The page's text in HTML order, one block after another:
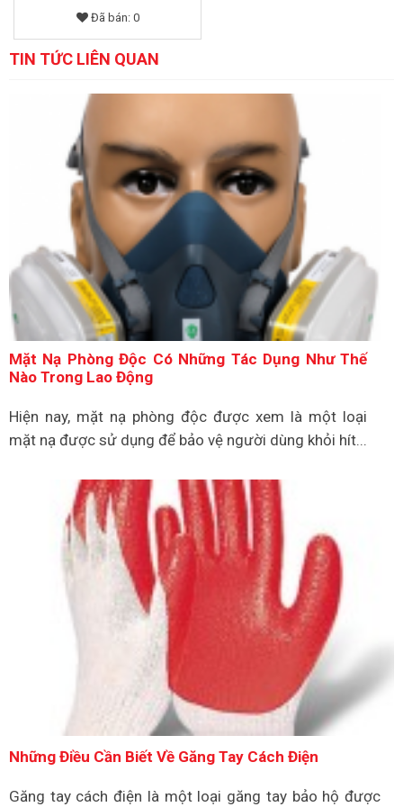
Đã bán: 0
TIN TỨC LIÊN QUAN
Mặt Nạ Phòng Độc Có Những Tác Dụng Như Thế
Nào Trong Lao Động
Hiện nay, mặt nạ phòng độc được xem là một loại
mặt nạ được sử dụng để bảo vệ người dùng khỏi hít...
Những Điều Cần Biết Về Găng Tay Cách Điện
Găng tay cách điện là một loại găng tay bảo hộ được